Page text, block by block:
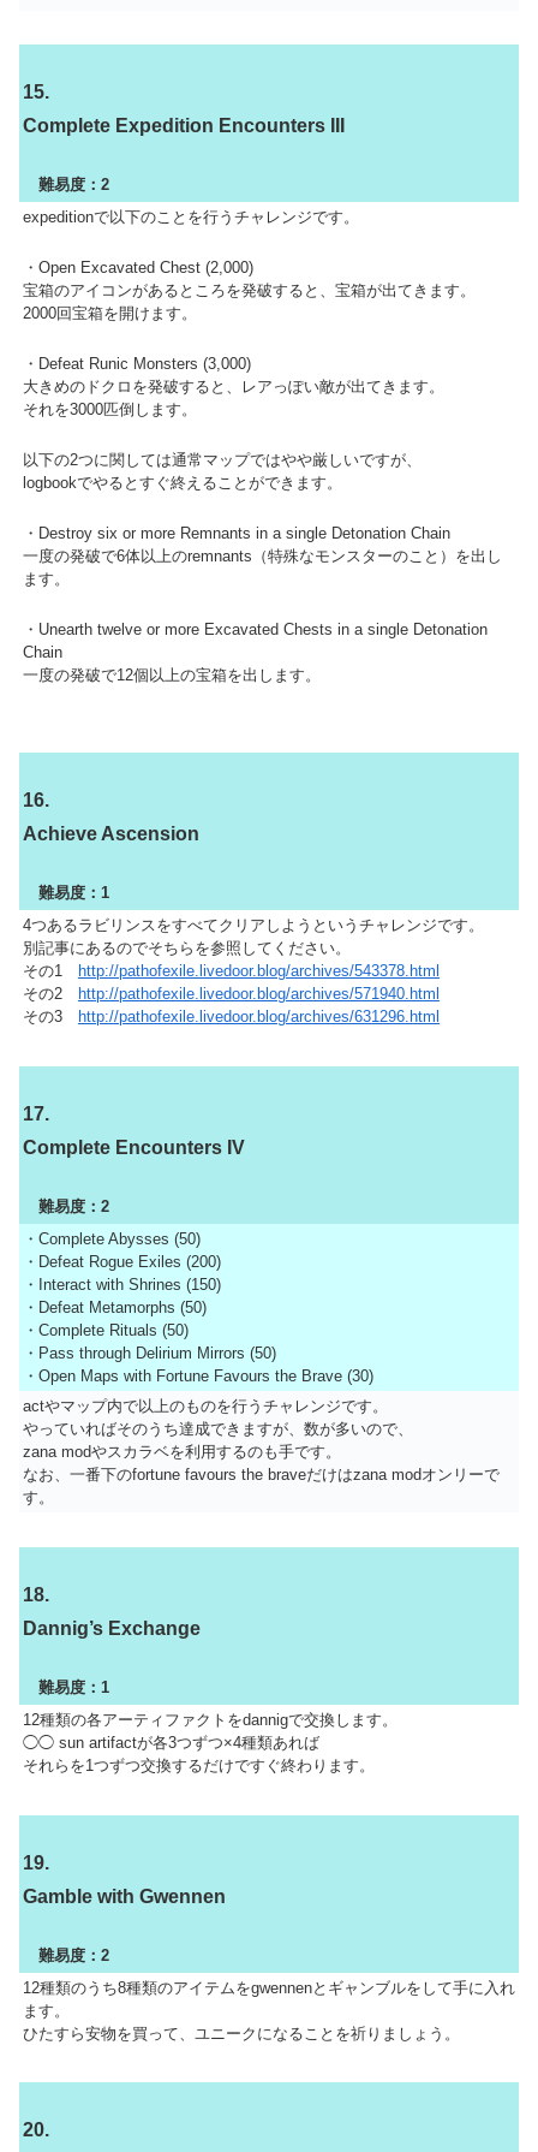
15.
Complete Expedition Encounters III
難易度：2
expeditionで以下のことを行うチャレンジです。
・Open Excavated Chest (2,000)
宝箱のアイコンがあるところを発破すると、宝箱が出てきます。
2000回宝箱を開けます。
・Defeat Runic Monsters (3,000)
大きめのドクロを発破すると、レアっぽい敵が出てきます。
それを3000匹倒します。
以下の2つに関しては通常マップではやや厳しいですが、
logbookでやるとすぐ終えることができます。
・Destroy six or more Remnants in a single Detonation Chain
一度の発破で6体以上のremnants（特殊なモンスターのこと）を出し
ます。
・Unearth twelve or more Excavated Chests in a single Detonation
Chain
一度の発破で12個以上の宝箱を出します。
16.
Achieve Ascension
難易度：1
4つあるラビリンスをすべてクリアしようというチャレンジです。
別記事にあるのでそちらを参照してください。
その1
http://pathofexile.livedoor.blog/archives/543378.html
その2
http://pathofexile.livedoor.blog/archives/571940.html
その3
http://pathofexile.livedoor.blog/archives/631296.html
17.
Complete Encounters IV
難易度：2
・Complete Abysses (50)
・Defeat Rogue Exiles (200)
・Interact with Shrines (150)
・Defeat Metamorphs (50)
・Complete Rituals (50)
・Pass through Delirium Mirrors (50)
・Open Maps with Fortune Favours the Brave (30)
actやマップ内で以上のものを行うチャレンジです。
やっていればそのうち達成できますが、数が多いので、
zana modやスカラベを利用するのも手です。
なお、一番下のfortune favours the braveだけはzana modオンリーで
す。
18.
Dannig’s Exchange
難易度：1
12種類の各アーティファクトをdannigで交換します。
◯◯ sun artifactが各3つずつ×4種類あれば
それらを1つずつ交換するだけですぐ終わります。
19.
Gamble with Gwennen
難易度：2
12種類のうち8種類のアイテムをgwennenとギャンブルをして手に入れ
ます。
ひたすら安物を買って、ユニークになることを祈りましょう。
20.